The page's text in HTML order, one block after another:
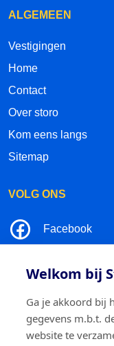
Welkom bij
Ga je akkoord bij
gegevens m.b.t.
website te
ALGEMEEN
Vestigingen
Home
Contact
Over storo
Kom eens langs
Sitemap
VOLG ONS
Facebook
TikTok